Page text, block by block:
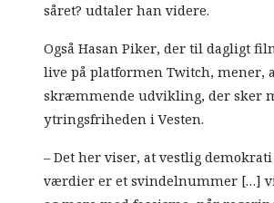
såret? udtaler han videre.
Også Hasan Piker, der til dagligt
live på platformen Twitch, mener,
skræmmende udvikling, der sker
ytringsfriheden i Vesten.
– Det her viser, at vestlig
værdier er et svindelnummer […]